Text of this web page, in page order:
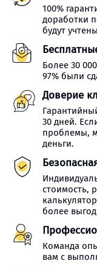
100%
доработки
будут
Более 30
97% были
Доверие
30 дней.
проблемы,
деньги.
стоимость,
более
Команда
вам с